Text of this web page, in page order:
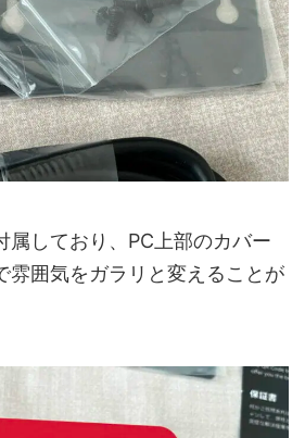
しており、PC上部のカバー
雰囲気をガラリと変えることが